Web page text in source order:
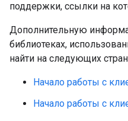
поддержки, ссылки на
Дополнительную
библиотеках,
найти на следующих
Начало работы с
Начало работы с